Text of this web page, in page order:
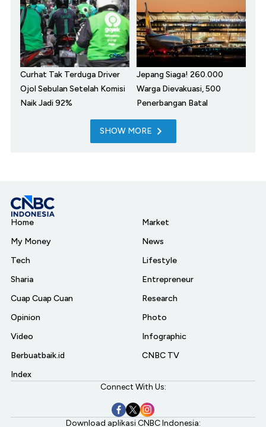
Curhat Tak Terduga Driver
Ojol Sebulan Setelah Komisi
Naik Jadi 92%
Jepang Siaga! 260.000
Warga Dievakuasi, 500
Penerbangan Batal
SHOW MORE
Home
My Money
Tech
Sharia
Cuap Cuap Cuan
Opinion
Video
Berbuatbaik.id
Index
Market
News
Lifestyle
Entrepreneur
Research
Photo
Infographic
CNBC TV
Connect With Us:
Download aplikasi CNBC Indonesia: